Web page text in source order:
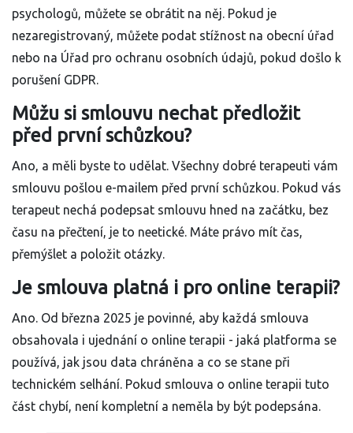
psychologů, můžete se obrátit na něj. Pokud je
nezaregistrovaný, můžete podat stížnost na obecní úřad
nebo na Úřad pro ochranu osobních údajů, pokud došlo k
porušení GDPR.
Můžu si smlouvu nechat předložit
před první schůzkou?
Ano, a měli byste to udělat. Všechny dobré terapeuti vám
smlouvu pošlou e-mailem před první schůzkou. Pokud vás
terapeut nechá podepsat smlouvu hned na začátku, bez
času na přečtení, je to neetické. Máte právo mít čas,
přemýšlet a položit otázky.
Je smlouva platná i pro online terapii?
Ano. Od března 2025 je povinné, aby každá smlouva
obsahovala i ujednání o online terapii - jaká platforma se
používá, jak jsou data chráněna a co se stane při
technickém selhání. Pokud smlouva o online terapii tuto
část chybí, není kompletní a neměla by být podepsána.